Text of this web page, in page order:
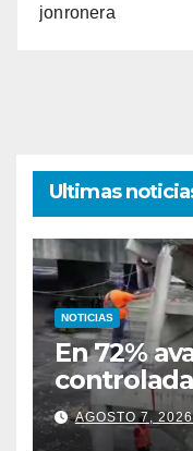
jonronera
Ultimas
NOTICIAS
En 72%
David
AGOSTO 7,